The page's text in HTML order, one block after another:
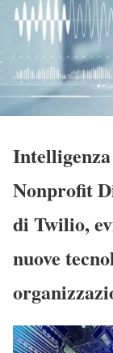
Nonprofit
di Twilio,
nuove